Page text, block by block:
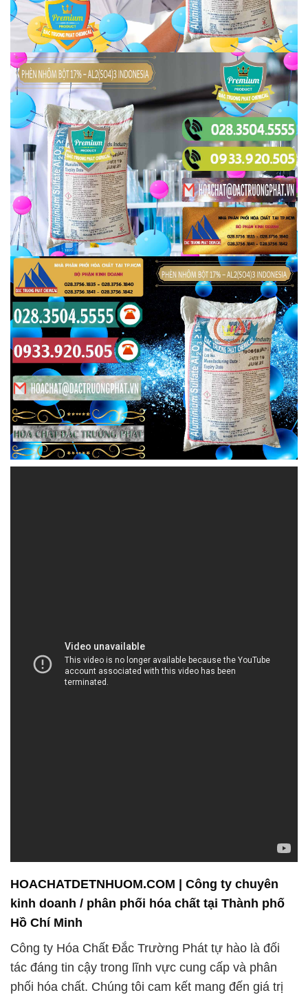
HOACHATDETNHUOM.COM | Công ty chuyên
kinh doanh / phân phối hóa chất tại Thành phố
Hồ Chí Minh
Công ty Hóa Chất Đắc Trường Phát tự hào là đối
tác đáng tin cậy trong lĩnh vực cung cấp và phân
phối hóa chất. Chúng tôi cam kết mang đến giá trị